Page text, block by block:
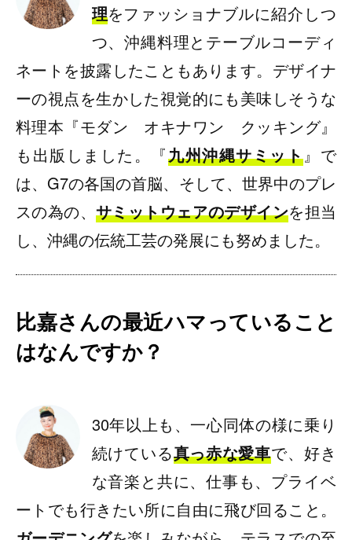
理をファッショナブルに紹介しつ
つ、沖縄料理とテーブルコーディ
ネートを披露したこともあります。デザイナ
ーの視点を生かした視覚的にも美味しそうな
料理本『モダン オキナワン クッキング』
も出版しました。『九州沖縄サミット』で
は、G7の各国の首脳、そして、世界中のプレ
スの為の、 サミットウェアのデザインを担当
し、沖縄の伝統工芸の発展にも努めました。
比嘉さんの最近ハマっていること
はなんですか？
30年以上も、一心同体の様に乗り
続けている真っ赤な愛車で、好き
な音楽と共に、仕事も、プライベ
ートでも行きたい所に自由に飛び回ること。